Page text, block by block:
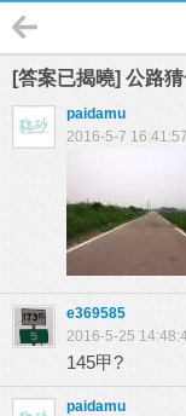
[答案已揭曉] 公路
paidamu
2016-5-7 16:41:57
e369585
2016-5-25
145甲?
paidamu